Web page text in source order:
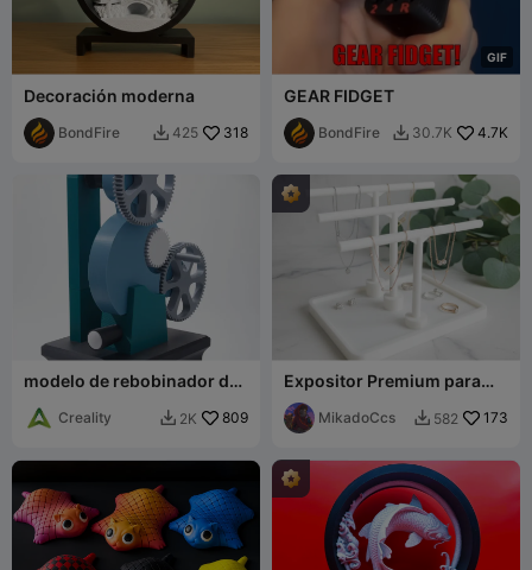
Decoración moderna
BondFire  425 318
GIF
GEAR FIDGET
BondFire  30.7K 4.7K
modelo de rebobinador de
Creality  2K 809
Expositor Premium para
Joyería - Organizador de
Tres Niveles con Bandeja
MikadoCcs  582 173